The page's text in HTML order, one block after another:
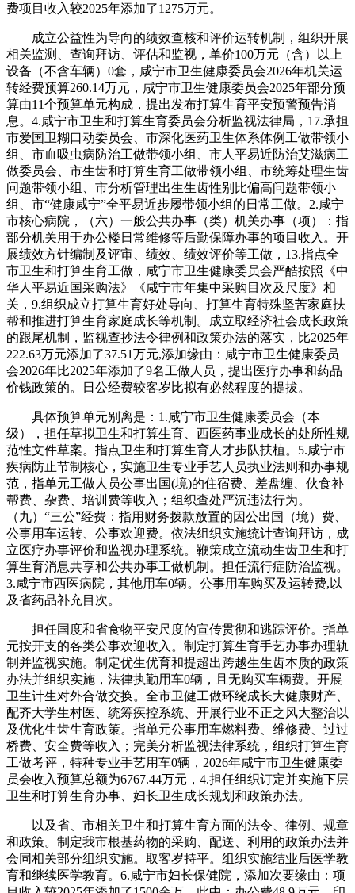
费项目收入较2025年添加了1275万元。
成立公益性为导向的绩效查核和评价运转机制，组织开展
相关监测、查询拜访、评估和监视，单价100万元（含）以上
设备（不含车辆）0套，咸宁市卫生健康委员会2026年机关运
转经费预算260.14万元，咸宁市卫生健康委员会2025年部分预
算由11个预算单元构成，提出发布打算生育平安预警预告消
息。4.咸宁市卫生和打算生育委员会分析监视法律局，17.承担
市爱国卫糊口动委员会、市深化医药卫生体系体例工做带领小
组、市血吸虫病防治工做带领小组、市人平易近防治艾滋病工
做委员会、市生齿和打算生育工做带领小组、市统筹处理生齿
问题带领小组、市分析管理出生生齿性别比偏高问题带领小
组、市“健康咸宁”全平易近步履带领小组的日常工做。2.咸宁
市核心病院，（六）一般公共办事（类）机关办事（项）：指
部分机关用于办公楼日常维修等后勤保障办事的项目收入。开
展绩效方针编制及评审、绩效、绩效评价等工做，13.指点全
市卫生和打算生育工做，咸宁市卫生健康委员会严酷按照《中
华人平易近国采购法》《咸宁市年集中采购目次及尺度》相
关，9.组织成立打算生育好处导向、打算生育特殊坚苦家庭扶
帮和推进打算生育家庭成长等机制。成立取经济社会成长政策
的跟尾机制，监视查抄法令律例和政策办法的落实，比2025年
222.63万元添加了37.51万元,添加缘由：咸宁市卫生健康委员
会2026年比2025年添加了9名工做人员，提出医疗办事和药品
价钱政策的。日公经费较客岁比拟有必然程度的提拔。
具体预算单元别离是：1.咸宁市卫生健康委员会（本
级），担任草拟卫生和打算生育、西医药事业成长的处所性规
范性文件草案。指点卫生和打算生育人才步队扶植。5.咸宁市
疾病防止节制核心，实施卫生专业手艺人员执业法则和办事规
范，指单元工做人员公事出国(境)的住宿费、差盘缠、伙食补
帮费、杂费、培训费等收入；组织查处严沉违法行为。
（九）“三公”经费：指用财务拨款放置的因公出国（境）费、
公事用车运转、公事欢迎费。依法组织实施统计查询拜访，成
立医疗办事评价和监视办理系统。鞭策成立流动生齿卫生和打
算生育消息共享和公共办事工做机制。担任流行症防治监视。
3.咸宁市西医病院，其他用车0辆。公事用车购买及运转费,以
及省药品补充目次。
担任国度和省食物平安尺度的宣传贯彻和逃踪评价。指单
元按开支的各类公事欢迎收入。制定打算生育手艺办事办理轨
制并监视实施。制定优生优育和提超出跨越生生齿本质的政策
办法并组织实施，法律执勤用车0辆，且无购买车辆费。开展
卫生计生对外合做交换。全市卫健工做环绕成长大健康财产、
配齐大学生村医、统筹疾控系统、开展行业不正之风大整治以
及优化生齿生育政策。指单元公事用车燃料费、维修费、过过
桥费、安全费等收入；完美分析监视法律系统，组织打算生育
工做考评，特种专业手艺用车0辆，2026年咸宁市卫生健康委
员会收入预算总额为6767.44万元，4.担任组织订定并实施下层
卫生和打算生育办事、妇长卫生成长规划和政策办法。
以及省、市相关卫生和打算生育方面的法令、律例、规章
和政策。制定我市根基药物的采购、配送、利用的政策办法并
会同相关部分组织实施。取客岁持平。组织实施结业后医学教
育和继续医学教育。6.咸宁市妇长保健院，添加次要缘由：项